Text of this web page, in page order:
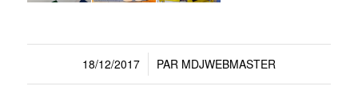
18/12/2017
/ PAR MDJWEBMASTER